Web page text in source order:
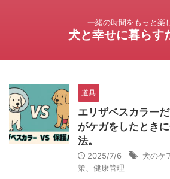
一緒の時間をもっと楽
犬と幸せに暮らす
道具
エリザベスカラー
がケガをしたとき
法。
2025/7/6
犬のケ
策、健康管理